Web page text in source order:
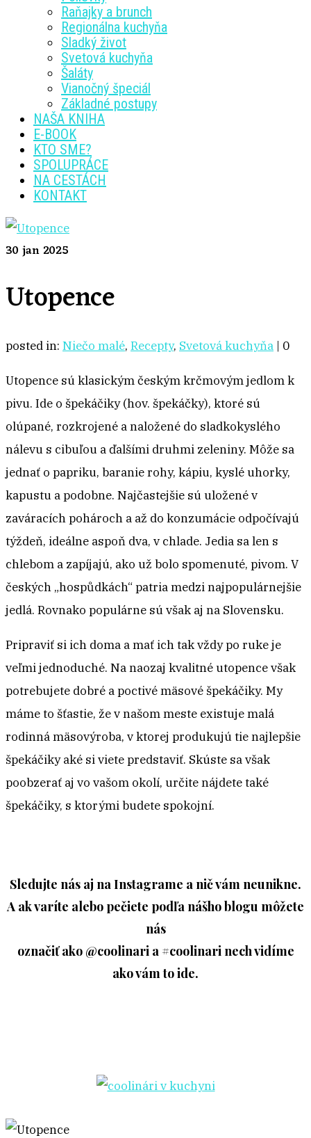
Raňajky a brunch
Regionálna kuchyňa
Sladký život
Svetová kuchyňa
Šaláty
Vianočný špeciál
Základné postupy
NAŠA KNIHA
E-BOOK
KTO SME?
SPOLUPRÁCE
NA CESTÁCH
KONTAKT
30 jan 2025
Utopence
posted in: Niečo malé, Recepty, Svetová kuchyňa | 0
Utopence sú klasickým českým krčmovým jedlom k
pivu. Ide o špekáčiky (hov. špekáčky), ktoré sú
olúpané, rozkrojené a naložené do sladkokyslého
nálevu s cibuľou a ďalšími druhmi zeleniny. Môže sa
jednať o papriku, baranie rohy, kápiu, kyslé uhorky,
kapustu a podobne. Najčastejšie sú uložené v
zaváracích pohároch a až do konzumácie odpočívajú
týždeň, ideálne aspoň dva, v chlade. Jedia sa len s
chlebom a zapíjajú, ako už bolo spomenuté, pivom. V
českých „hospůdkách“ patria medzi najpopulárnejšie
jedlá. Rovnako populárne sú však aj na Slovensku.
Pripraviť si ich doma a mať ich tak vždy po ruke je
veľmi jednoduché. Na naozaj kvalitné utopence však
potrebujete dobré a poctivé mäsové špekáčiky. My
máme to šťastie, že v našom meste existuje malá
rodinná mäsovýroba, v ktorej produkujú tie najlepšie
špekáčiky aké si viete predstaviť. Skúste sa však
poobzerať aj vo vašom okolí, určite nájdete také
špekáčiky, s ktorými budete spokojní.
Sledujte nás aj na Instagrame a nič vám neunikne.
A ak varíte alebo pečiete podľa nášho blogu môžete
nás
označiť ako @coolinari a #coolinari nech vidíme
ako vám to ide.